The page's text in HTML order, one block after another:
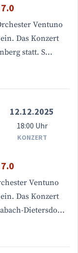
Ventuno
Das Konzert
statt. S...
12.12.2025
18:00 Uhr
KONZERT
Ventuno
Das Konzert
Dietersdo...